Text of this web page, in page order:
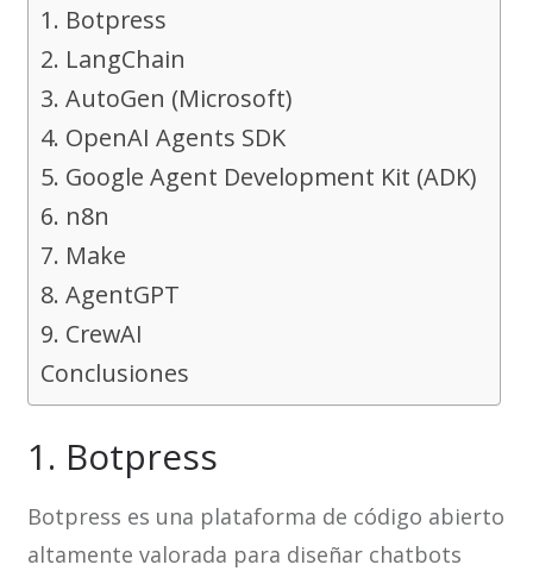
1. Botpress
2. LangChain
3. AutoGen (Microsoft)
4. OpenAI Agents SDK
5. Google Agent Development Kit (ADK)
6. n8n
7. Make
8. AgentGPT
9. CrewAI
Conclusiones
1. Botpress
Botpress es una plataforma de código abierto
altamente valorada para diseñar chatbots